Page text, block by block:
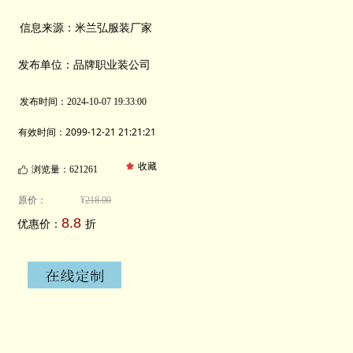
发布时间： 2024-10-07 19:33:00
ꀧ 浏览量：621261 끄 收藏
发布单位：品牌职业装公司
有效时间：2099-12-21 21:21:21
原价： ¥218.00
信息来源：米兰弘服装厂家
优惠价： 8.8 折